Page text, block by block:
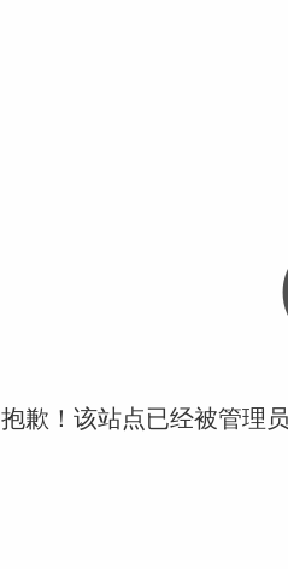
抱歉！该站点已经被管理